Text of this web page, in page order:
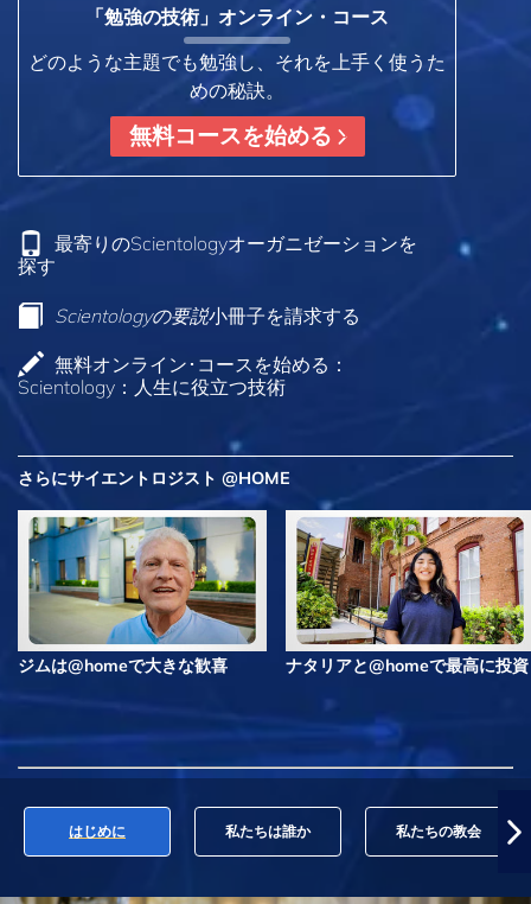
「勉強の技術」オンライン・コース
どのような主題でも勉強し、それを上手く使うた
めの秘訣。
無料コースを始める
最寄りのScientologyオーガニゼーションを
探す
Scientologyの要説小冊子を請求する
無料オンライン･コースを始める：
Scientology：人生に役立つ技術
さらにサイエントロジスト @HOME
ジムは@homeで大きな歓喜 ナタリアと@homeで最高に投資
はじめに 私たちは誰か 私たちの教会